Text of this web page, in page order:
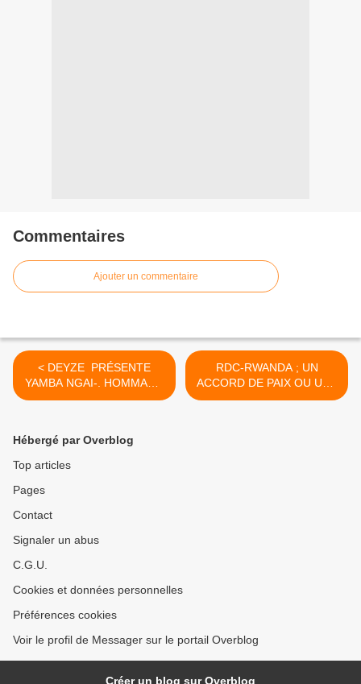
Commentaires
Ajouter un commentaire
< DEYZE PRÉSENTE
YAMBA NGAI-. HOMMAGE
À MBILIA BEL
RDC-RWANDA ; UN
ACCORD DE PAIX OU UNE
ILLUSION ? PAR PATRICK
Hébergé par Overblog
Top articles
Pages
Contact
Signaler un abus
C.G.U.
Cookies et données personnelles
Préférences cookies
Voir le profil de Messager sur le portail Overblog
Créer un blog sur Overblog